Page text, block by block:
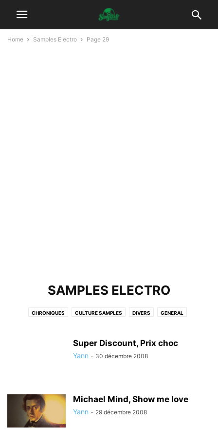
Home Samples Electro Page 29
SAMPLES ELECTRO
CHRONIQUES CULTURE SAMPLES DIVERS GENERAL
Super Discount, Prix choc
Yann - 30 décembre 2008
Michael Mind, Show me love
Yann - 29 décembre 2008